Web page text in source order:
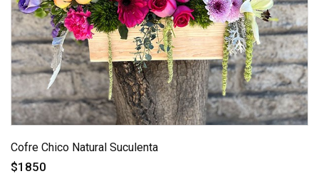
Cofre Chico Natural Suculenta
$1850